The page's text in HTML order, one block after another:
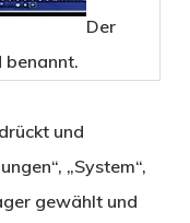
Der
benannt.
und
„System“,
gewählt und